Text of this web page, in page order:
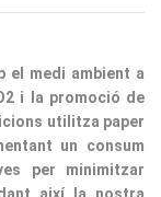
el medi ambient a
i la promoció de
utilitza paper
un consum
per minimitzar